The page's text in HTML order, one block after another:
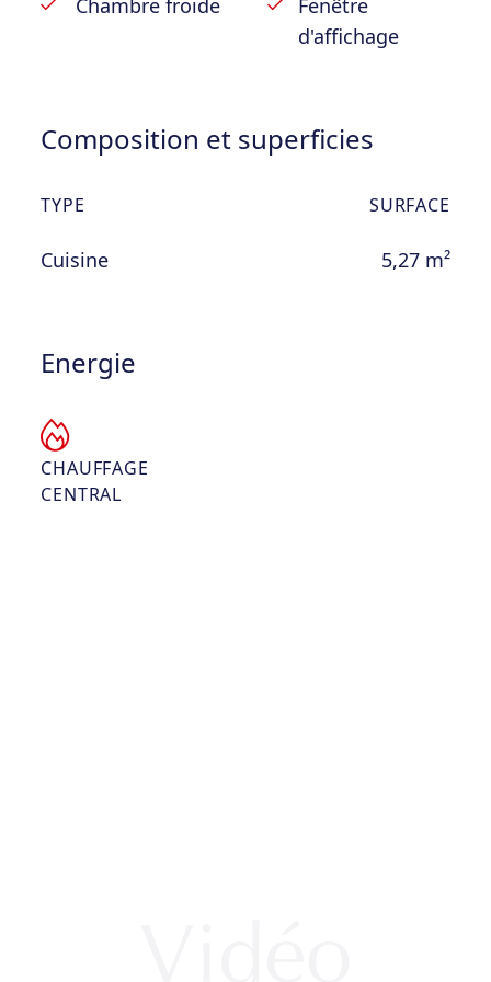
d'affichage
Composition et superficies
TYPE SURFACE
Cuisine 5,27 m²
Energie
CHAUFFAGE
CENTRAL